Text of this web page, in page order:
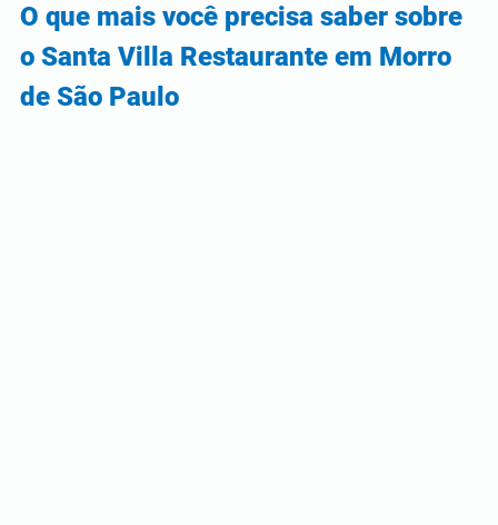
O que mais você precisa saber sobre
o Santa Villa Restaurante em Morro
de São Paulo